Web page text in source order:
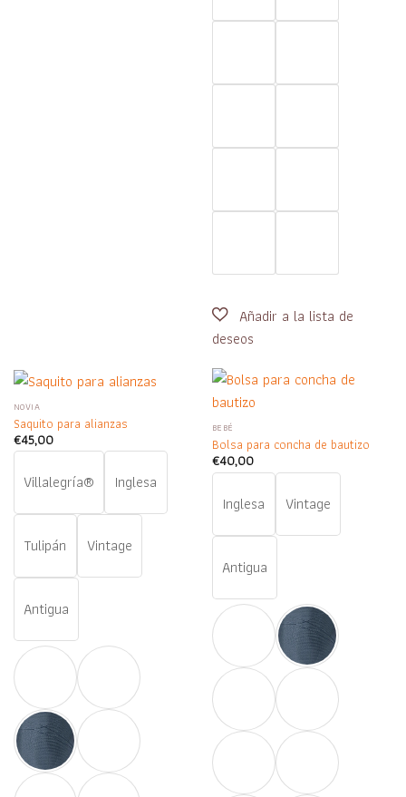
NOVIA
Saquito para alianzas
€45,00
Villalegría® Inglesa
Tulipán Vintage
Antigua
BEBÉ
Bolsa para concha de bautizo
€40,00
Inglesa Vintage
Antigua